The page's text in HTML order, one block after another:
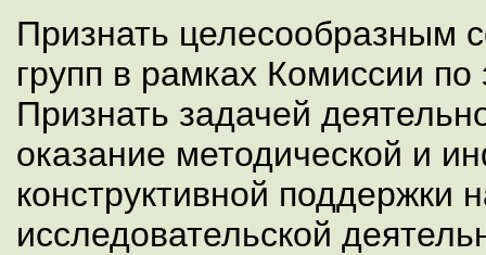
Признать целесообразным
групп в рамках Комиссии
Признать задачей
оказание методической и
конструктивной поддержки
исследовательской